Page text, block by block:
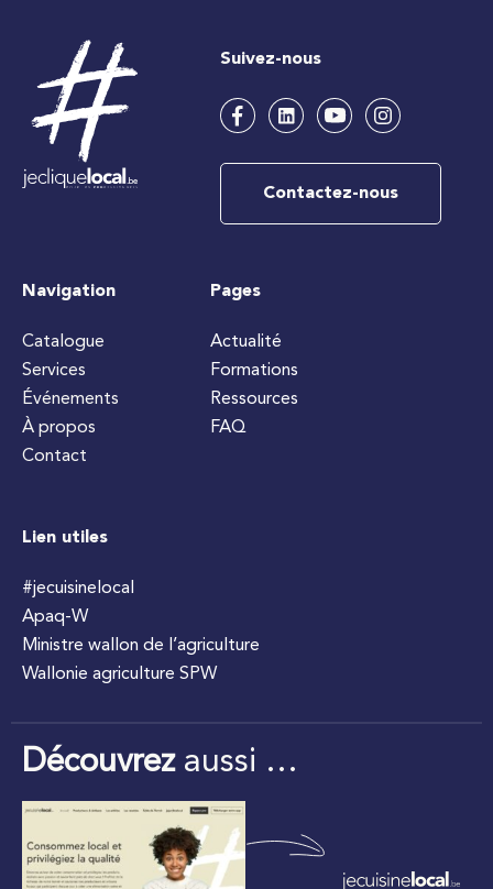
Suivez-nous
Contactez-nous
Navigation
Catalogue
Services
Événements
À propos
Contact
Pages
Actualité
Formations
Ressources
FAQ
Lien utiles
#jecuisinelocal
Apaq-W
Ministre wallon de l’agriculture
Wallonie agriculture SPW
Découvrezaussi …